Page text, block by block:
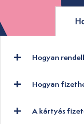
Hogyan
Hogyan
A kártyás